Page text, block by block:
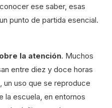
ese saber, esas
punto de partida esencial.
la atención. Muchos
entre diez y doce horas
un uso que se reproduce
la escuela, en entornos